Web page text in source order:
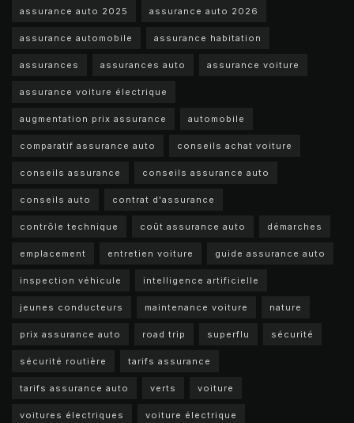
assurance auto 2025 assurance auto 2026
assurance automobile assurance habitation
assurances assurances auto assurance voiture
assurance voiture électrique
augmentation prix assurance automobile
comparatif assurance auto conseils achat voiture
conseils assurance conseils assurance auto
conseils auto contrat d'assurance
contrôle technique coût assurance auto démarches
emplacement entretien voiture guide assurance auto
inspection véhicule intelligence artificielle
jeunes conducteurs maintenance voiture nature
prix assurance auto road trip superflu sécurité
sécurité routière tarifs assurance
tarifs assurance auto verts voiture
voitures électriques voiture électrique